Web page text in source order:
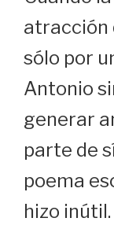
atracción
sólo por
Antonio
generar
parte de
poema
hizo inútil.